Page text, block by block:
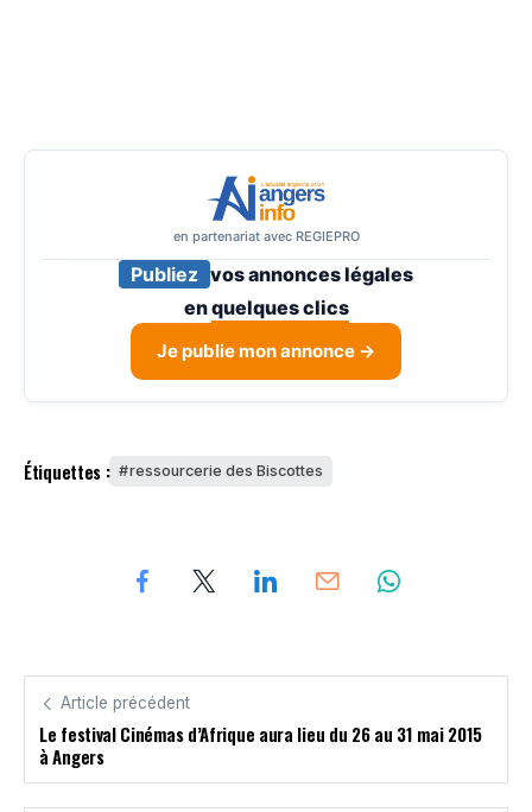
en partenariat avec REGIEPRO
Publiez vos annonces légales
enquelques clics
Je publie mon annonce →
Étiquettes : ressourcerie des Biscottes
Article précédent
Le festival Cinémas d’Afrique aura lieu du 26 au 31 mai 2015
à Angers